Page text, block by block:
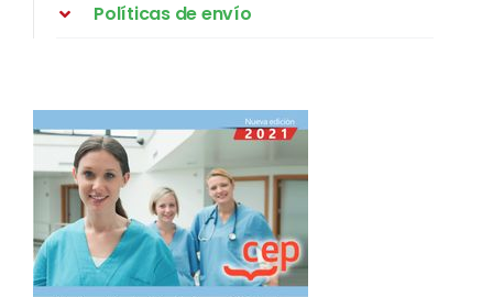
Políticas de envío